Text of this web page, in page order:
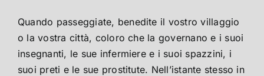
Quando passeggiate, benedite il vostro villaggio
o la vostra città, coloro che la governano e i suoi
insegnanti, le sue infermiere e i suoi spazzini, i
suoi preti e le sue prostitute. Nell’istante stesso in